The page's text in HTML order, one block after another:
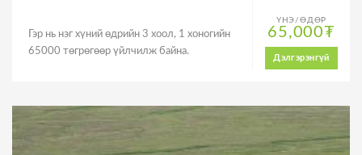
Гэр нь нэг хүний өдрийн 3 хоол, 1 хоногийн
65000 төгрөгөөр үйлчилж байна.
ҮНЭ/ӨДӨР
65,000₮
Дэлгэрэнгүй